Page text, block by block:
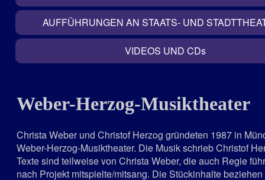
AUFFÜHRUNGEN AN STAATS- UND
VIDEOS UND CDs
Weber-Herzog-Musiktheater
Christa Weber und Christof Herzog gründeten 1987 in
Weber-Herzog-Musiktheater. Die Musik schrieb Christof
Texte sind teilweise von Christa Weber, die auch Regie
nach Projekt mitspielte/mitsang. Die Stückinhalte